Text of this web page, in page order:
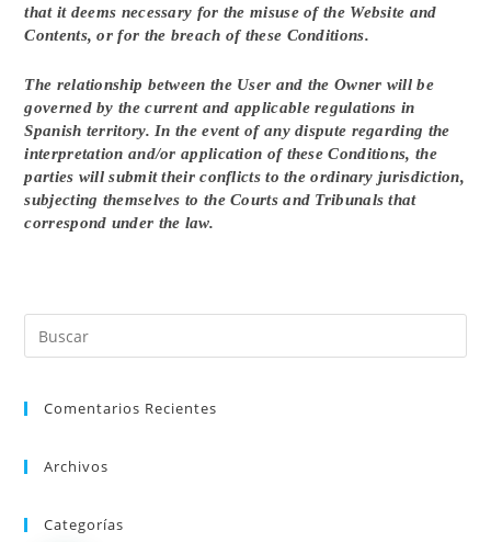
that it deems necessary for the misuse of the Website and
Contents, or for the breach of these Conditions.
The relationship between the User and the Owner will be
governed by the current and applicable regulations in
Spanish territory. In the event of any dispute regarding the
interpretation and/or application of these Conditions, the
parties will submit their conflicts to the ordinary jurisdiction,
subjecting themselves to the Courts and Tribunals that
correspond under the law.
Comentarios Recientes
Archivos
Categorías